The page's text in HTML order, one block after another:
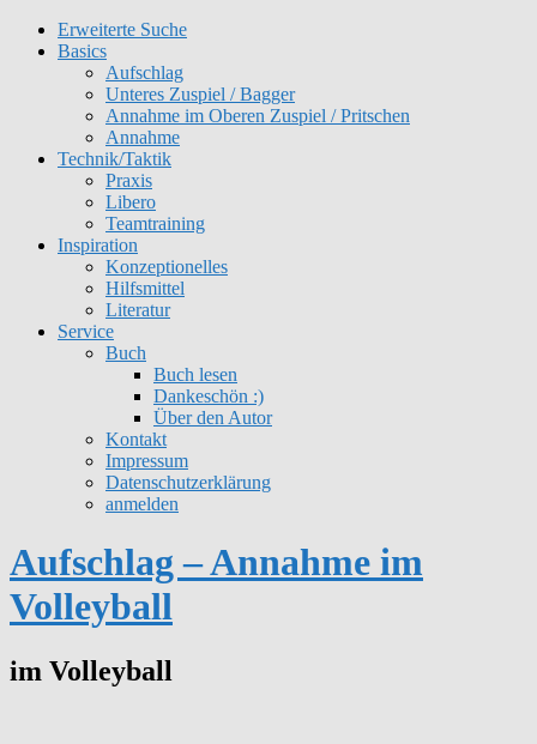
Erweiterte Suche
Basics
Aufschlag
Unteres Zuspiel / Bagger
Annahme im Oberen Zuspiel / Pritschen
Annahme
Technik/Taktik
Praxis
Libero
Teamtraining
Inspiration
Konzeptionelles
Hilfsmittel
Literatur
Service
Buch
Buch lesen
Dankeschön :)
Über den Autor
Kontakt
Impressum
Datenschutzerklärung
anmelden
Aufschlag – Annahme im
Volleyball
im Volleyball
Get 30% off your first purchase